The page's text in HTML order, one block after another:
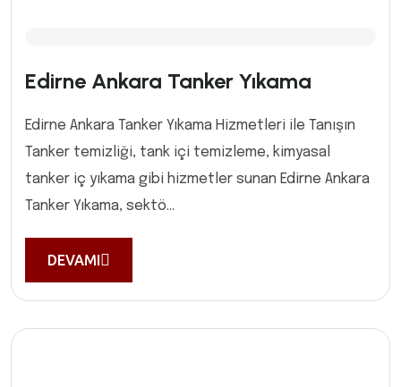
Edirne Ankara Tanker Yıkama
Edirne Ankara Tanker Yıkama Hizmetleri ile Tanışın
Tanker temizliği, tank içi temizleme, kimyasal
tanker iç yıkama gibi hizmetler sunan Edirne Ankara
Tanker Yıkama, sektö...
DEVAMI